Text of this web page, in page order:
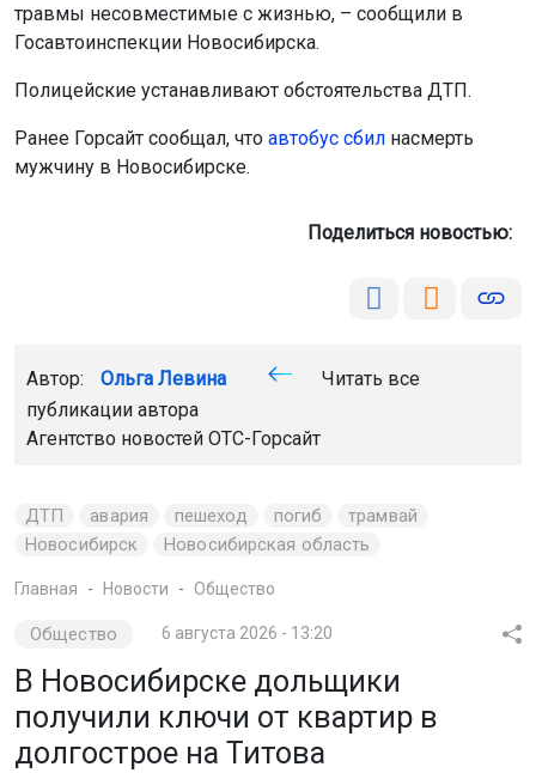
травмы несовместимые с жизнью, – сообщили в
Госавтоинспекции Новосибирска.
Полицейские устанавливают обстоятельства ДТП.
Ранее Горсайт сообщал, что автобус сбил насмерть
мужчину в Новосибирске.
Поделиться новостью:
Автор: Ольга Левина
Читать все
публикации автора
Агентство новостей ОТС-Горсайт
ДТП авария пешеход погиб
трамвай
Новосибирск
Новосибирская область
Главная Новости Общество
Общество 6 августа 2026 - 13:20
В Новосибирске дольщики
получили ключи от квартир в
долгострое на Титова